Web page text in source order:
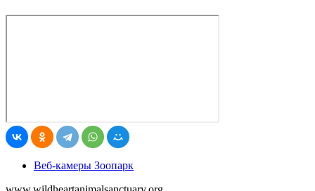
Веб-камеры Зоопарк